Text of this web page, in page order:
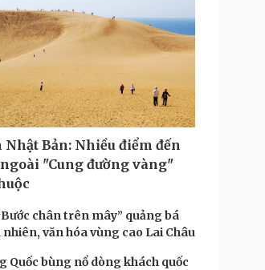
Công nghệ
Tin Công nghệ
Trải nghiệm
Chuyển đổi số
Podcast
Câu chuyện thời sự
Cửa sổ tình yêu
Kể chuyện cho bé
Hạt giống tâm hồn
Nhật Bản: Nhiều điểm đến
"Cung đường vàng"
chân trên mây” quảng bá
văn hóa vùng cao Lai Châu
Quốc bùng nổ dòng khách quốc